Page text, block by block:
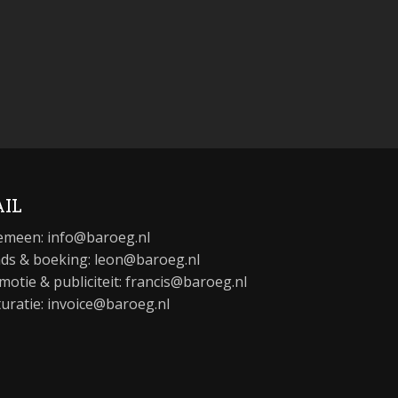
info@baroeg.nl
& boeking: leon@baroeg.nl
& publiciteit: francis@baroeg.nl
invoice@baroeg.nl